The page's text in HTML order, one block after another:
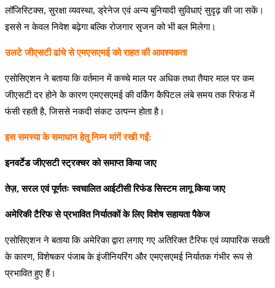
लॉजिस्टिक्स, सुरक्षा व्यवस्था, ड्रेनेज एवं अन्य बुनियादी सुविधाएं सुदृढ़ की जा सकें।
इससे न केवल निवेश बढ़ेगा बल्कि रोजगार सृजन को भी बल मिलेगा।
उलटे जीएसटी ढांचे से एमएसएमई को राहत की आवश्यकता
एसोसिएशन ने बताया कि वर्तमान में कच्चे माल पर अधिक तथा तैयार माल पर कम
जीएसटी दर होने के कारण एमएसएमई की वर्किंग कैपिटल लंबे समय तक रिफंड में
फंसी रहती है, जिससे नकदी संकट उत्पन्न होता है।
इस समस्या के समाधान हेतु निम्न मांगें रखी गईं:
इनवर्टेड जीएसटी स्ट्रक्चर को समाप्त किया जाए
तेज़, सरल एवं पूर्णतः स्वचालित आईटीसी रिफंड सिस्टम लागू किया जाए
अमेरिकी टैरिफ से प्रभावित निर्यातकों के लिए विशेष सहायता पैकेज
एसोसिएशन ने बताया कि अमेरिका द्वारा लगाए गए अतिरिक्त टैरिफ एवं व्यापारिक सख्ती
के कारण, विशेषकर पंजाब के इंजीनियरिंग और एमएसएमई निर्यातक गंभीर रूप से
प्रभावित हुए हैं।